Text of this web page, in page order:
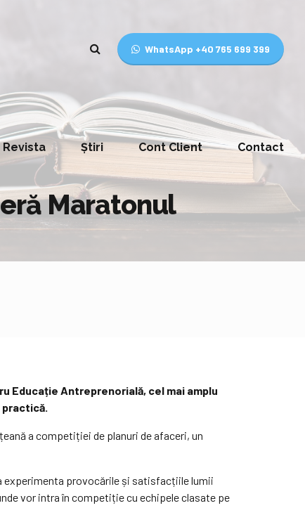
WhatsApp +40 765 699 399
Revista Știri Cont Client Contact
Maratonul
Educație Antreprenorială, cel mai amplu
a competiției de planuri de afaceri, un
experimenta provocările și satisfacțiile lumii
vor intra în competiție cu echipele clasate pe